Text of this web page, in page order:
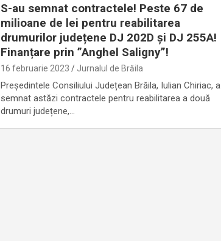
S-au semnat contractele! Peste 67 de
milioane de lei pentru reabilitarea
drumurilor județene DJ 202D și DJ 255A!
Finanțare prin ”Anghel Saligny”!
16 februarie 2023 Jurnalul de Brăila
Președintele Consiliului Județean Brăila, Iulian Chiriac, a
semnat astăzi contractele pentru reabilitarea a două
drumuri județene,…